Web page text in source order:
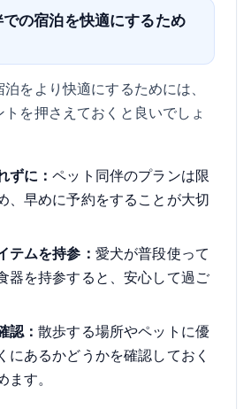
の宿泊を快適にするため
をより快適にするためには、
を押さえておくと良いでしょ
ずに：ペット同伴のプランは限
、早めに予約をすることが大切
テムを持参： 愛犬が普段使って
器を持参すると、安心して過ご
認：散歩する場所やペットに優
にあるかどうかを確認しておく
す。